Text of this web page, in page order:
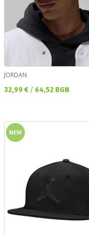
JORDAN
Текуща цена:
32,99 € / 64,52 BGN
NEW